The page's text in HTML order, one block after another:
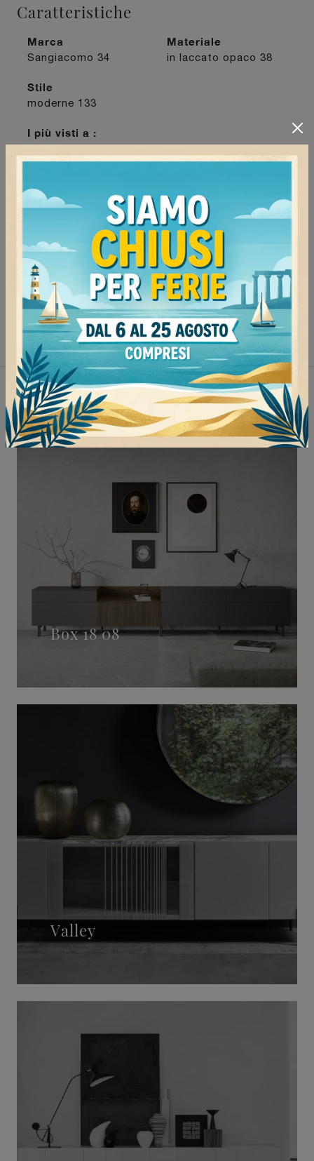
Caratteristiche
Marca
Sangiacomo 34
Materiale
in laccato opaco 38
Stile
moderne 133
I più visti a :
Mede74 Milano74 Vigevano63
Voghera62
Continua a navigare
Madie Sangiacomo Milano
Madie Sangiacomo Mede
Madie Sangiacomo Voghera
Madie Sangiacomo Vigevano
Non perderti anche:
Box 18 08
Valley